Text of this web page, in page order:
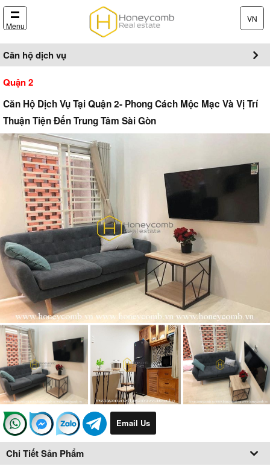
Menu
VN
Căn hộ dịch vụ
Quận 2
Căn Hộ Dịch Vụ Tại Quận 2- Phong Cách Mộc Mạc Và Vị Trí
Thuận Tiện Đến Trung Tâm Sài Gòn
Email Us
Chi Tiết Sản Phẩm